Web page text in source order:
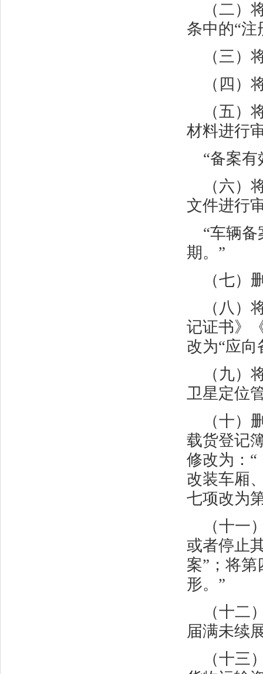
（二）
条中的“注
（三）
（四）
（五）
材料进行
“备案
（六）
文件进行
“车辆
期。”
（七）
（八）
记证书》
改为“应
（九）
卫星定位
（十）
载货登记
修改为：
改装车厢
七项改为
（十一
或者停止
案”；将
形。”
（十二
届满未续
（十三